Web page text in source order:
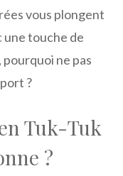
vous plongent
une touche de
ne pas
?
Tuk-Tuk
?